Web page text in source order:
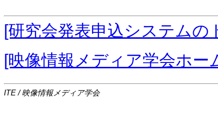
[研究会発表申込システム
[映像情報メディア学会ホー
ITE / 映像情報メディア学会